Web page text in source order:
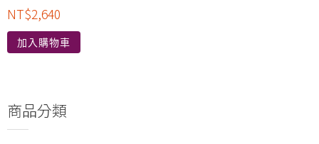
NT$2,640
加入購物車
商品分類